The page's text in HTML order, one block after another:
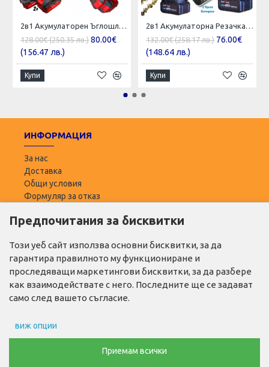
2в1 Акумулаторен Ъглошлайф и Гайковерт / Импакт KRAFTROYAL 36V 8,0AH 2 батерии Шлайф Червен Комплект
128.00€ (250.35 лв.) 80.00€
(156.47 лв.)
Купи
2в1 Акумулаторна Резачка с Автоматично Смазване на Веригата и Лозарска Ножица за Клони 36V 8,0AH KRAFTROYAL 2 батерии в куфар
132.00€ (258.17 лв.) 76.00€
(148.64 лв.)
Купи
ИНФОРМАЦИЯ
За нас
Доставка
Общи условия
Формуляр за отказ
ПОТРЕБИТЕЛ
Моят профил
ПОЛЕЗНО
Производители
Контакти
Предпочитания за бисквитки
Този уеб сайт използва основни бисквитки, за да
гарантира правилното му функциониране и
проследяващи маркетингови бисквитки, за да разбере
как взаимодействате с него. Последните ще се задават
само след вашето съгласие.
виж опции
Препочитания за рекламиПриемам всички